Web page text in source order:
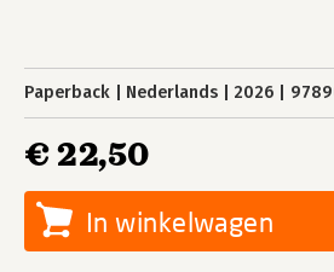
Paperback Nederlands 2026
€ 22,50
In winkelwagen